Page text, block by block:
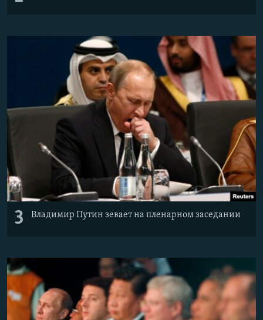
3 Владимир Путин зевает на пленарном заседании